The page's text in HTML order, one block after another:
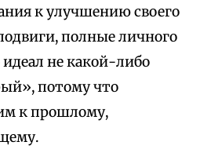
к улучшению своего
полные личного
не какой-либо
потому что
к прошлому,